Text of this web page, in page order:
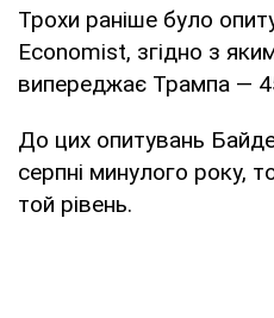
Трохи раніше було
Economist, згідно з
випереджає Трампа —
До цих опитувань
серпні минулого року,
той рівень.